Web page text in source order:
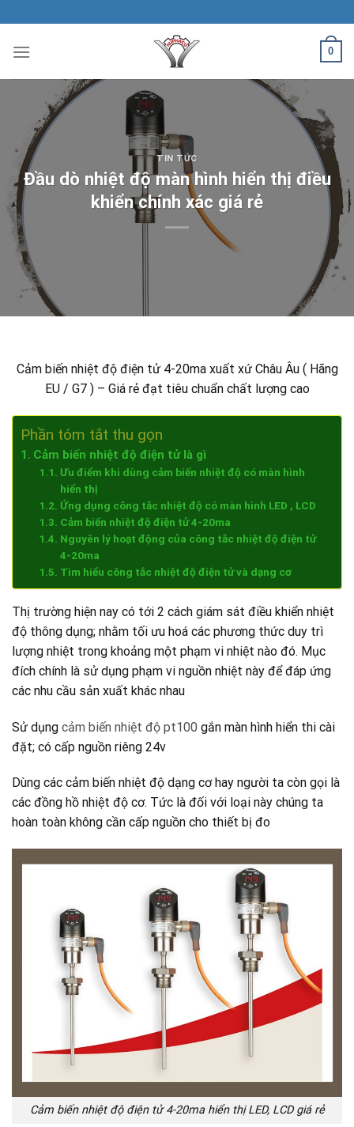
to
content
0
TIN TỨC
Đầu dò nhiệt độ màn hình hiển thị điều
khiển chính xác giá rẻ
Cảm biến nhiệt độ điện tử 4-20ma xuất xứ Châu Âu ( Hãng
EU / G7 ) – Giá rẻ đạt tiêu chuẩn chất lượng cao
Phần tóm tắt thu gọn
Cảm biến nhiệt độ điện tử là gì
Ưu điểm khi dùng cảm biến nhiệt độ có màn hình
hiển thị
Ứng dụng công tắc nhiệt độ có màn hình LED , LCD
Cảm biến nhiệt độ điện tử 4-20ma
Nguyên lý hoạt động của công tắc nhiệt độ điện tử
4-20ma
Tìm hiểu công tắc nhiệt độ điện tử và dạng cơ
Thị trường hiện nay có tới 2 cách giám sát điều khiển nhiệt
độ thông dụng; nhằm tối ưu hoá các phương thức duy trì
lượng nhiệt trong khoảng một phạm vi nhiệt nào đó. Mục
đích chính là sử dụng phạm vi nguồn nhiệt này để đáp ứng
các nhu cầu sản xuất khác nhau
Sử dụng cảm biến nhiệt độ pt100 gắn màn hình hiển thi cài
đặt; có cấp nguồn riêng 24v
Dùng các cảm biến nhiệt độ dạng cơ hay người ta còn gọi là
các đồng hồ nhiệt độ cơ. Tức là đối với loại này chúng ta
hoàn toàn không cần cấp nguồn cho thiết bị đo
Cảm biến nhiệt độ điện tử 4-20ma hiển thị LED, LCD giá rẻ